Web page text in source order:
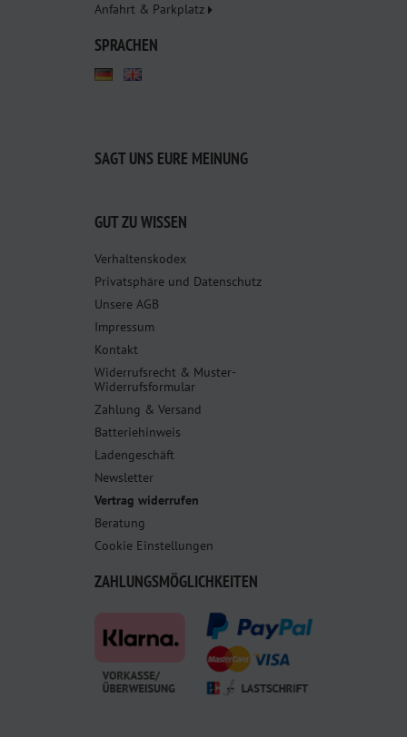
Anfahrt & Parkplatz
SPRACHEN
SAGT UNS EURE MEINUNG
GUT ZU WISSEN
Verhaltenskodex
Privatsphäre und Datenschutz
Unsere AGB
Impressum
Kontakt
Widerrufsrecht & Muster-
Widerrufsformular
Zahlung & Versand
Batteriehinweis
Ladengeschäft
Newsletter
Vertrag widerrufen
Beratung
Cookie Einstellungen
ZAHLUNGSMÖGLICHKEITEN